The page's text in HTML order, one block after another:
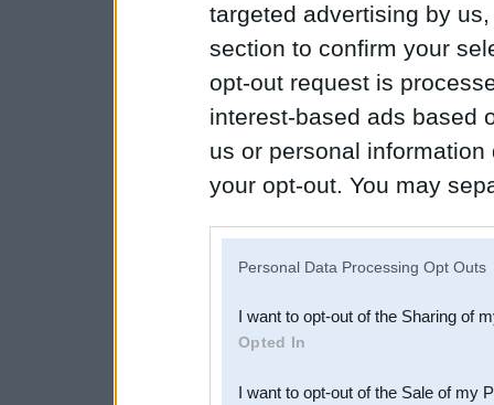
targeted advertising by
section to confirm your
opt-out request is
interest-based ads based
us or personal
your opt-out. You may
Downstream Participants
third parties.
Personal Data Processing Opt Outs
I want to opt-out of the Sharing of
Opted In
I want to opt-out of the Sale of my